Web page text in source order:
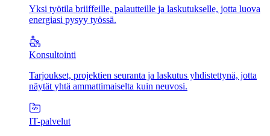
Yksi työtila briiffeille, palautteille ja laskutukselle, jotta luova
energiasi pysyy työssä.
Konsultointi
Tarjoukset, projektien seuranta ja laskutus yhdistettynä, jotta
näytät yhtä ammattimaiselta kuin neuvosi.
IT-palvelut